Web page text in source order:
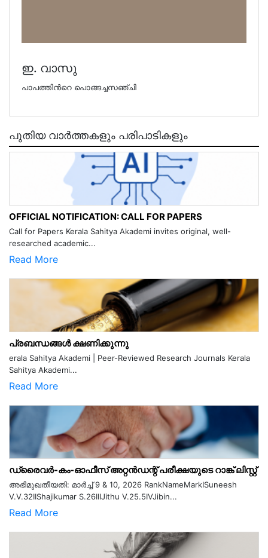
ഇ. വാസു
പാപത്തിന്‍റെ പൊങ്ങച്ചസഞ്ചി
പുതിയ വാർത്തകളും പരിപാടികളും
OFFICIAL NOTIFICATION: CALL FOR PAPERS
Call for Papers Kerala Sahitya Akademi invites original, well-
researched academic...
Read More
പ്രബന്ധങ്ങൾ ക്ഷണിക്കുന്നു
erala Sahitya Akademi | Peer-Reviewed Research Journals Kerala
Sahitya Akademi...
Read More
ഡ്രൈവർ-കം-ഓഫീസ് അറ്റൻഡന്റ് പരീക്ഷയുടെ റാങ്ക് ലിസ്റ്റ്
അഭിമുഖതീയതി: മാർച്ച് 9 & 10, 2026 RankNameMarkISuneesh
V.V.32IIShajikumar S.26IIIJithu V.25.5IVJibin...
Read More